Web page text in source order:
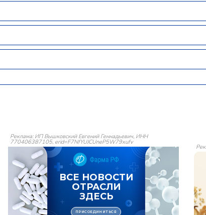
Реклама: ИП Вышковский Евгений Геннадьевич, ИНН
770406387105, erid=F7NfYUJCUneP5W79xufv